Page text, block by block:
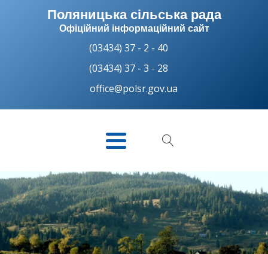
Поляницька сільська рада
Офіційний інформаційний сайт
(03434) 37 - 2 - 40
(03434) 37 - 3 - 28
office@polsr.gov.ua